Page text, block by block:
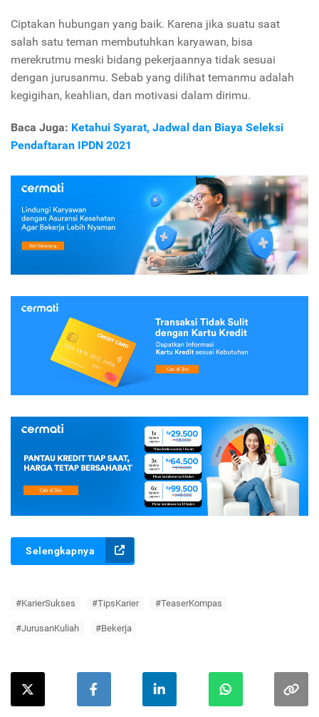
Ciptakan hubungan yang baik. Karena jika suatu saat
salah satu teman membutuhkan karyawan, bisa
merekrutmu meski bidang pekerjaannya tidak sesuai
dengan jurusanmu. Sebab yang dilihat temanmu adalah
kegigihan, keahlian, dan motivasi dalam dirimu.
Baca Juga: Ketahui Syarat, Jadwal dan Biaya Seleksi
Pendaftaran IPDN 2021
Selengkapnya
#KarierSukses #TipsKarier #TeaserKompas
#JurusanKuliah #Bekerja